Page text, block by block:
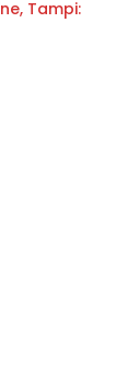
Tampi: